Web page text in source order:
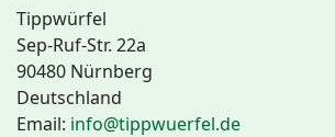
Tippwürfel
Sep-Ruf-Str. 22a
90480 Nürnberg
Deutschland
Email: info@tippwuerfel.de